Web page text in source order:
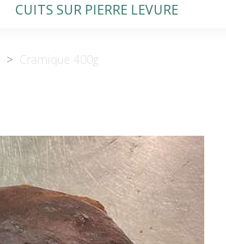
Autres
CUITS SUR PIERRE LEVURE
Cramique 400g